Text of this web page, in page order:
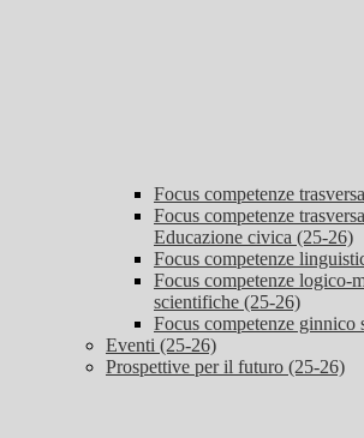
Focus competenze
Focus competenze
Educazione civica (25-26)
Focus competenze
Focus competenze logico-
scientifiche (25-26)
Focus competenze ginnico
Eventi (25-26)
Prospettive per il futuro (25-26)